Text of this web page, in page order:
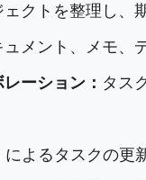
ェクトを整理し、
ュメント、メモ、
ーション： タス
によるタスクの更